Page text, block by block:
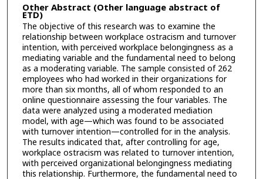
Other Abstract (Other language abstract of
ETD)
The objective of this research was to examine the
relationship between workplace ostracism and turnover
intention, with perceived workplace belongingness as a
mediating variable and the fundamental need to belong
as a moderating variable. The sample consisted of 262
employees who had worked in their organizations for
more than six months, all of whom responded to an
online questionnaire assessing the four variables. The
data were analyzed using a moderated mediation
model, with age—which was found to be associated
with turnover intention—controlled for in the analysis.
The results indicated that, after controlling for age,
workplace ostracism was related to turnover intention,
with perceived organizational belongingness mediating
this relationship. Furthermore, the fundamental need to